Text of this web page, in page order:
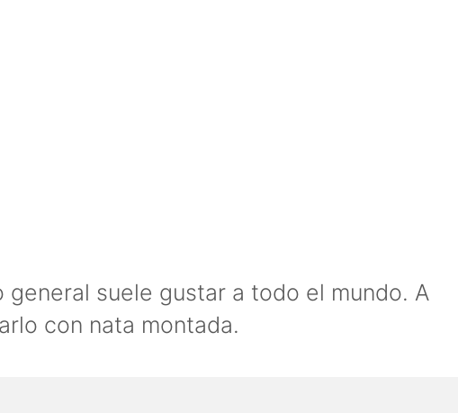
suele gustar a todo el mundo. A
con nata montada.